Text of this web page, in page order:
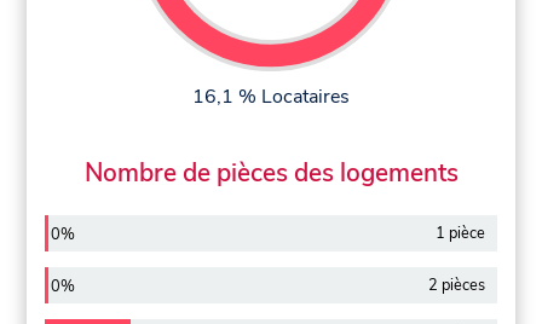
16,1 % Locataires
Nombre de pièces des logements
0% 1 pièce
0% 2 pièces